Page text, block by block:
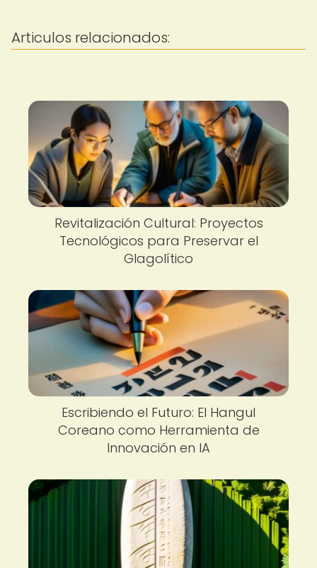
Articulos relacionados:
Revitalización Cultural: Proyectos
Tecnológicos para Preservar el
Glagolítico
Escribiendo el Futuro: El Hangul
Coreano como Herramienta de
Innovación en IA